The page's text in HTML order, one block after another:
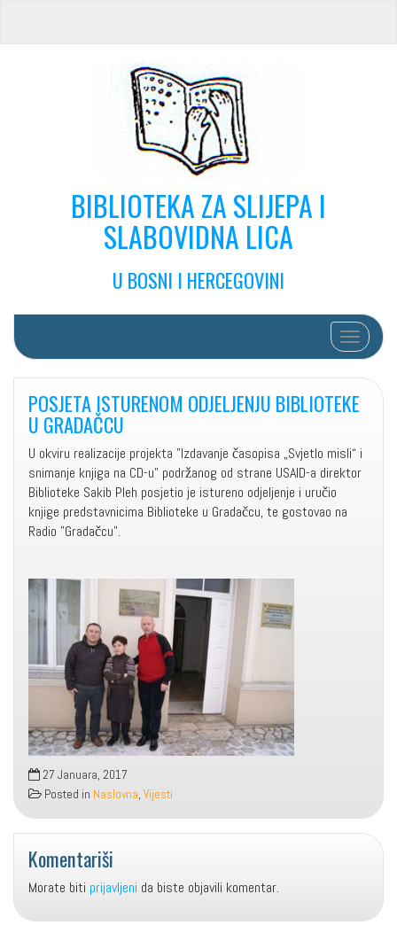
BIBLIOTEKA ZA SLIJEPA I
SLABOVIDNA LICA
U BOSNI I HERCEGOVINI
Toggle
POSJETA ISTURENOM ODJELJENJU BIBLIOTEKE
U GRADAČCU
U okviru realizacije projekta "Izdavanje časopisa „Svjetlo misli“ i
snimanje knjiga na CD-u" podržanog od strane USAID-a direktor
Biblioteke Sakib Pleh posjetio je istureno odjeljenje i uručio
knjige predstavnicima Biblioteke u Gradačcu, te gostovao na
Radio "Gradačcu".
27 Januara, 2017
Posted in Naslovna, Vijesti
Komentariši
Morate biti prijavljeni da biste objavili komentar.